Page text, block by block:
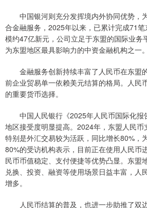
中国银河则充分发挥境内外协同优势，
合金融服务，2025年以来，已累计完成71
模约47亿新元，公司立足于东盟的国际业
为东盟地区最具影响力的中资金融机构之一。
金融服务创新持续丰富了人民币在东盟
前企业贸易单一依赖美元结算的格局。人民
的重要货币选择。
中国人民银行《2025年人民币国际化报
地区接受度明显提高。2024年，东盟人民币
特别是外汇交易较为活跃，同比增长80%，
80%的受访机构表示，目前正在使用人民币
民币币值稳定、支付便捷等优势凸显。东盟
兑换、投资、融资等使用场景日益丰富，人
增多。
人民币结算的普及，也进一步助推了双